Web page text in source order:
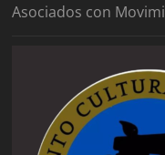
Asociados con